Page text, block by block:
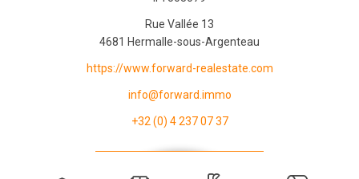
Rue Vallée 13
4681 Hermalle-sous-Argenteau
https://www.forward-realestate.com
info@forward.immo
+32 (0) 4 237 07 37